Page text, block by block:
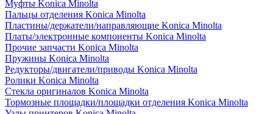
Муфты Konica Minolta
Пальцы отделения Konica Minolta
Пластины/держатели/направляющие Konica Minolta
Платы/электронные компоненты Konica Minolta
Прочие запчасти Konica Minolta
Пружины Konica Minolta
Редукторы/двигатели/приводы Konica Minolta
Ролики Konica Minolta
Стекла оригиналов Konica Minolta
Тормозные площадки/площадки отделения Konica Minolta